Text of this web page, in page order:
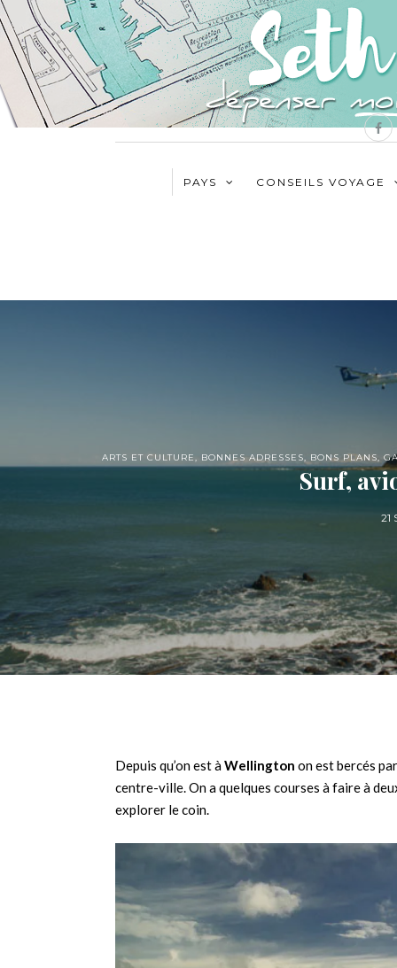
PAYS CONSEILS VOYAGE
ARTS ET CULTURE, BONNES ADRESSES, BONS PLANS,
Surf,
21
Depuis qu’on est àWellington on est bercés
centre-ville. On a quelques courses à faire à
explorer le coin.